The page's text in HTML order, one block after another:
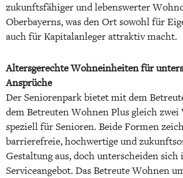
zukunftsfähiger und lebenswerter
Oberbayerns, was den Ort sowohl für
auch für Kapitalanleger attraktiv macht.
Altersgerechte Wohneinheiten für
Ansprüche
Der Seniorenpark bietet mit dem
dem Betreuten Wohnen Plus gleich
speziell für Senioren. Beide Formen
barrierefreie, hochwertige und
Gestaltung aus, doch unterscheiden sich
Serviceangebot. Das Betreute Wohnen